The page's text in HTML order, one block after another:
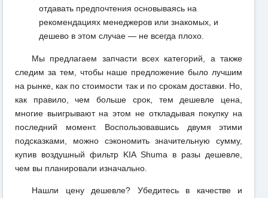
отдавать предпочтения основываясь на
рекомендациях менеджеров или знакомых, и
дешево в этом случае — не всегда плохо.
Мы предлагаем запчасти всех категорий, а также
следим за тем, чтобы наше предложение было лучшим
на рынке, как по стоимости так и по срокам доставки. Но,
как правило, чем больше срок, тем дешевле цена,
многие выигрывают на этом не откладывая покупку на
последний момент. Воспользовавшись двумя этими
подсказками, можно сэкономить значительную сумму,
купив воздушный фильтр KIA Shuma в разы дешевле,
чем вы планировали изначально.
Нашли цену дешевле? Убедитесь в качестве и